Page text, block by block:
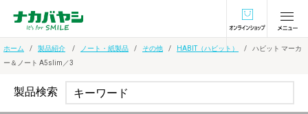
オンラインショ
ホーム 製品紹介 ノート・紙製品 その他 HABIT（ハビット）
ハビット マーカ
ー＆ノート A5slim／3
製品検索